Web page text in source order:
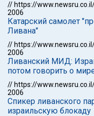
// https://
2006
Катарский самолет
Ливана"
// https://
2006
Ливанский МИД:
потом говорить о
// https://
2006
Спикер ливанского
израильскую блокаду